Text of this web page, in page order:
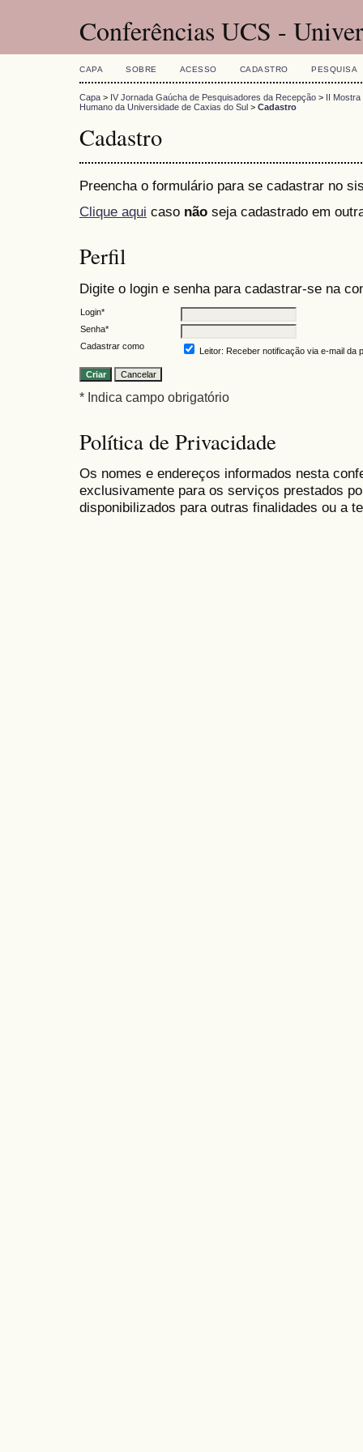
Conferências UCS -
CAPA SOBRE ACESSO CADASTRO PESQUISA
Capa > IV Jornada Gaúcha de Pesquisadores da Recepção > II Mostra
Humano da Universidade de Caxias do Sul > Cadastro
Cadastro
Preencha o formulário para se cadastrar no
Clique aqui caso não seja cadastrado em
Perfil
Digite o login e senha para cadastrar-se na
Login*
Senha*
Cadastrar como
Leitor: Receber notificação via e-mail da
* Indica campo obrigatório
Política de Privacidade
Os nomes e endereços informados nesta
exclusivamente para os serviços prestados
disponibilizados para outras finalidades ou a